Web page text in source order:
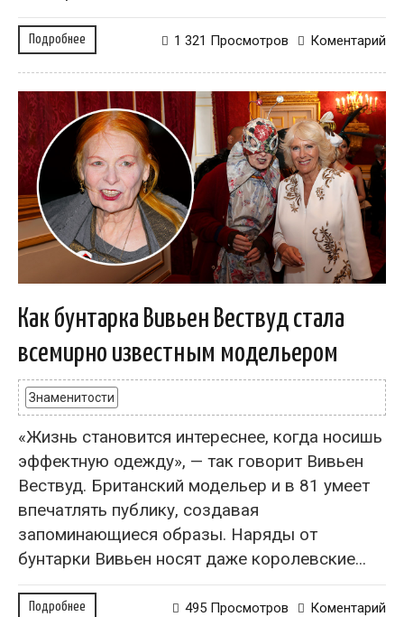
Подробнее Коментарий
1 321 Просмотров
Как бунтарка Вивьен Вествуд стала
всемирно известным модельером
Знаменитости
«Жизнь становится интереснее, когда носишь
эффектную одежду», — так говорит Вивьен
Вествуд. Британский модельер и в 81 умеет
впечатлять публику, создавая
запоминающиеся образы. Наряды от
бунтарки Вивьен носят даже королевские...
Подробнее Коментарий
495 Просмотров